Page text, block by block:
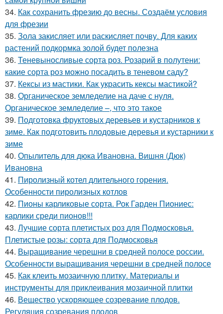
34. Как сохранить фрезию до весны. Создаём условия
для фрезии
35. Зола закисляет или раскисляет почву. Для каких
растений подкормка золой будет полезна
36. Теневыносливые сорта роз. Розарий в полутени:
какие сорта роз можно посадить в теневом саду?
37. Кексы из мастики. Как украсить кексы мастикой?
38. Органическое земледелие на даче с нуля.
Органическое земледелие –, что это такое
39. Подготовка фруктовых деревьев и кустарников к
зиме. Как подготовить плодовые деревья и кустарники к
зиме
40. Опылитель для дюка Ивановна. Вишня (Дюк)
Ивановна
41. Пиролизный котел длительного горения.
Особенности пиролизных котлов
42. Пионы карликовые сорта. Рок Гарден Пиониес:
карлики среди пионов!!!
43. Лучшие сорта плетистых роз для Подмосковья.
Плетистые розы: сорта для Подмосковья
44. Выращивание черешни в средней полосе россии.
Особенности выращивания черешни в средней полосе
45. Как клеить мозаичную плитку. Материалы и
инструменты для приклеивания мозаичной плитки
46. Вещество ускоряющее созревание плодов.
Регуляция созревания плодов